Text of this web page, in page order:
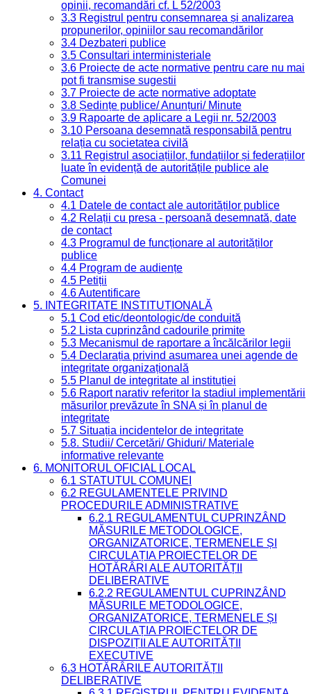
opinii, recomandări cf. L 52/2003
3.3 Registrul pentru consemnarea și analizarea
propunerilor, opiniilor sau recomandărilor
3.4 Dezbateri publice
3.5 Consultari interministeriale
3.6 Proiecte de acte normative pentru care nu mai
pot fi transmise sugestii
3.7 Proiecte de acte normative adoptate
3.8 Ședințe publice/ Anunțuri/ Minute
3.9 Rapoarte de aplicare a Legii nr. 52/2003
3.10 Persoana desemnată responsabilă pentru
relația cu societatea civilă
3.11 Registrul asociațiilor, fundațiilor și federațiilor
luate în evidență de autoritățile publice ale
Comunei
4. Contact
4.1 Datele de contact ale autorităților publice
4.2 Relații cu presa - persoană desemnată, date
de contact
4.3 Programul de funcționare al autorităților
publice
4.4 Program de audiențe
4.5 Petiții
4.6 Autentificare
5. INTEGRITATE INSTITUȚIONALĂ
5.1 Cod etic/deontologic/de conduită
5.2 Lista cuprinzând cadourile primite
5.3 Mecanismul de raportare a încălcărilor legii
5.4 Declarația privind asumarea unei agende de
integritate organizațională
5.5 Planul de integritate al instituției
5.6 Raport narativ referitor la stadiul implementării
măsurilor prevăzute în SNA și în planul de
integritate
5.7 Situația incidentelor de integritate
5.8. Studii/ Cercetări/ Ghiduri/ Materiale
informative relevante
6. MONITORUL OFICIAL LOCAL
6.1 STATUTUL COMUNEI
6.2 REGULAMENTELE PRIVIND
PROCEDURILE ADMINISTRATIVE
6.2.1 REGULAMENTUL CUPRINZÂND
MĂSURILE METODOLOGICE,
ORGANIZATORICE, TERMENELE ȘI
CIRCULAȚIA PROIECTELOR DE
HOTĂRÂRI ALE AUTORITĂȚII
DELIBERATIVE
6.2.2 REGULAMENTUL CUPRINZÂND
MĂSURILE METODOLOGICE,
ORGANIZATORICE, TERMENELE ȘI
CIRCULAȚIA PROIECTELOR DE
DISPOZIȚII ALE AUTORITĂȚII
EXECUTIVE
6.3 HOTĂRÂRILE AUTORITĂȚII
DELIBERATIVE